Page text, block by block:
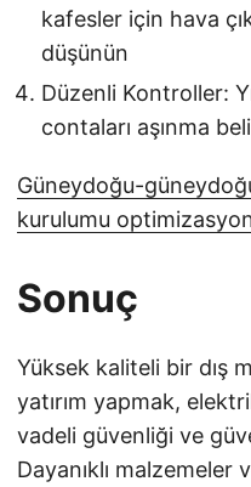
kafesler için hava
düşünün
Düzenli Kontroller:
contaları aşınma
Güneydoğu-
kurulumu
Sonuç
Yüksek kaliteli bir dış
yatırım yapmak,
vadeli güvenliği ve
Dayanıklı malzemeler